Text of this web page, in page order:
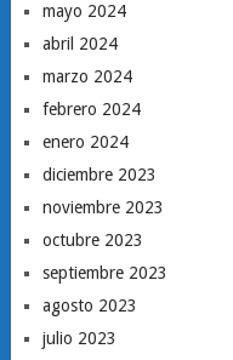
mayo 2024
abril 2024
marzo 2024
febrero 2024
enero 2024
diciembre 2023
noviembre 2023
octubre 2023
septiembre 2023
agosto 2023
julio 2023